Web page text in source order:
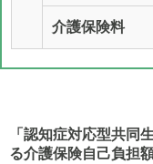
介護保険料
「認知症対応型共同
る介護保険自己負担